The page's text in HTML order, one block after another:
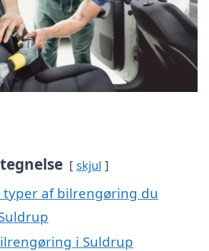
skjul
typer af bilrengøring du
i Suldrup